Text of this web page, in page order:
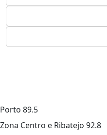
Porto 89.5
Zona Centro e Ribatejo 92.8